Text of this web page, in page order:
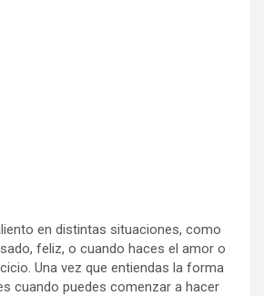
en distintas situaciones, como
feliz, o cuando haces el amor o
Una vez que entiendas la forma
cuando puedes comenzar a hacer